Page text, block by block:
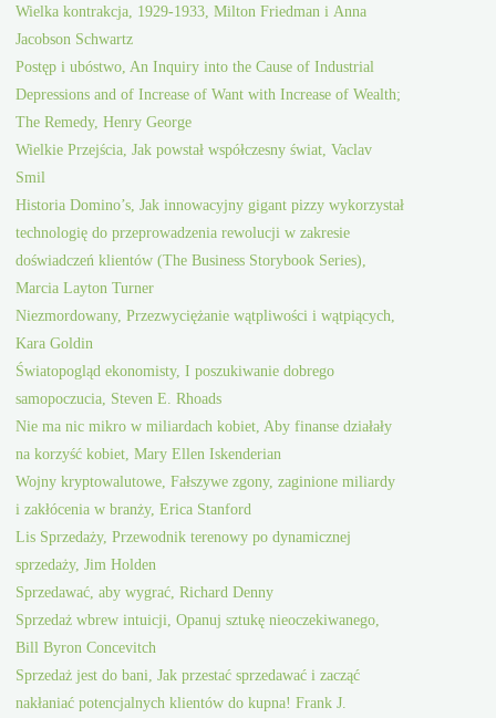
Wielka kontrakcja, 1929-1933, Milton Friedman i Anna
Jacobson Schwartz
Postęp i ubóstwo, An Inquiry into the Cause of Industrial
Depressions and of Increase of Want with Increase of Wealth;
The Remedy, Henry George
Wielkie Przejścia, Jak powstał współczesny świat, Vaclav
Smil
Historia Domino’s, Jak innowacyjny gigant pizzy wykorzystał
technologię do przeprowadzenia rewolucji w zakresie
doświadczeń klientów (The Business Storybook Series),
Marcia Layton Turner
Niezmordowany, Przezwyciężanie wątpliwości i wątpiących,
Kara Goldin
Światopogląd ekonomisty, I poszukiwanie dobrego
samopoczucia, Steven E. Rhoads
Nie ma nic mikro w miliardach kobiet, Aby finanse działały
na korzyść kobiet, Mary Ellen Iskenderian
Wojny kryptowalutowe, Fałszywe zgony, zaginione miliardy
i zakłócenia w branży, Erica Stanford
Lis Sprzedaży, Przewodnik terenowy po dynamicznej
sprzedaży, Jim Holden
Sprzedawać, aby wygrać, Richard Denny
Sprzedaż wbrew intuicji, Opanuj sztukę nieoczekiwanego,
Bill Byron Concevitch
Sprzedaż jest do bani, Jak przestać sprzedawać i zacząć
nakłaniać potencjalnych klientów do kupna! Frank J.